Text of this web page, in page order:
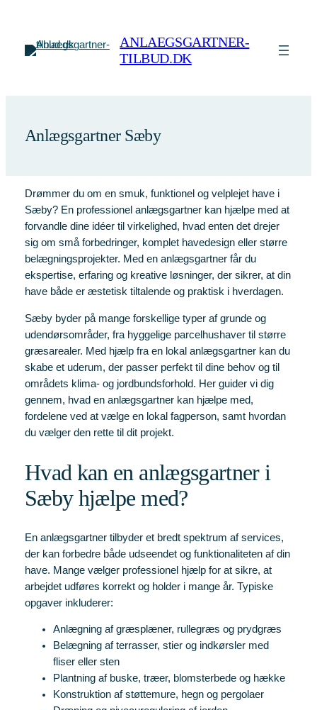
indhold
ANLAEGSGARTNER-
TILBUD.DK
Anlægsgartner Sæby
Drømmer du om en smuk, funktionel og velplejet have i
Sæby? En professionel anlægsgartner kan hjælpe med at
forvandle dine idéer til virkelighed, hvad enten det drejer
sig om små forbedringer, komplet havedesign eller større
belægningsprojekter. Med en anlægsgartner får du
ekspertise, erfaring og kreative løsninger, der sikrer, at din
have både er æstetisk tiltalende og praktisk i hverdagen.
Sæby byder på mange forskellige typer af grunde og
udendørsområder, fra hyggelige parcelhushaver til større
græsarealer. Med hjælp fra en lokal anlægsgartner kan du
skabe et uderum, der passer perfekt til dine behov og til
områdets klima- og jordbundsforhold. Her guider vi dig
gennem, hvad en anlægsgartner kan hjælpe med,
fordelene ved at vælge en lokal fagperson, samt hvordan
du vælger den rette til dit projekt.
Hvad kan en anlægsgartner i
Sæby hjælpe med?
En anlægsgartner tilbyder et bredt spektrum af services,
der kan forbedre både udseendet og funktionaliteten af din
have. Mange vælger professionel hjælp for at sikre, at
arbejdet udføres korrekt og holder i mange år. Typiske
opgaver inkluderer:
Anlægning af græsplæner, rullegræs og prydgræs
Belægning af terrasser, stier og indkørsler med
fliser eller sten
Plantning af buske, træer, blomsterbede og hække
Konstruktion af støttemure, hegn og pergolaer